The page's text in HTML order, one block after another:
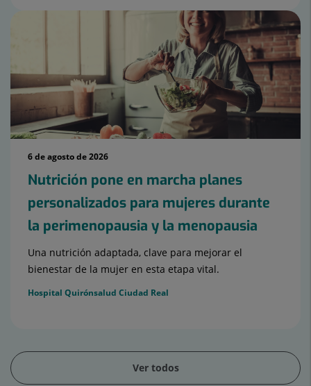
6 de agosto de 2026
Nutrición pone en marcha planes
personalizados para mujeres durante
la perimenopausia y la menopausia
Una nutrición adaptada, clave para mejorar el
bienestar de la mujer en esta etapa vital.
Hospital Quirónsalud Ciudad Real
Ver todos